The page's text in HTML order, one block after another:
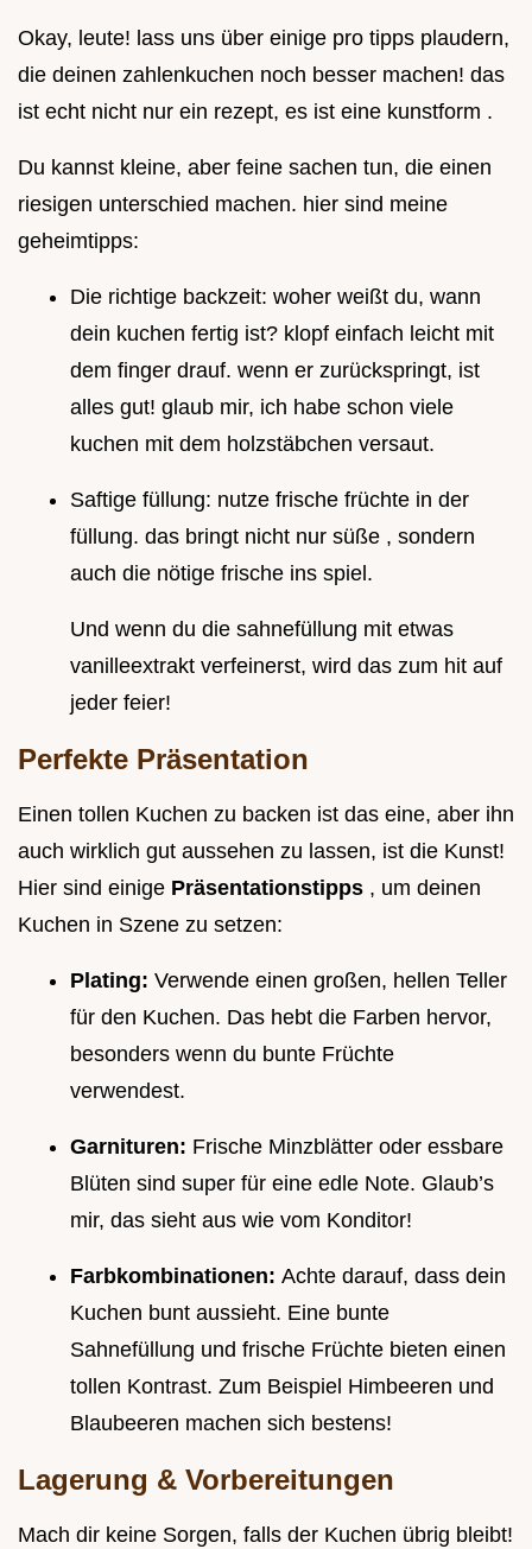
Okay, leute! lass uns über einige pro tipps plaudern,
die deinen zahlenkuchen noch besser machen! das
ist echt nicht nur ein rezept, es ist eine kunstform .
Du kannst kleine, aber feine sachen tun, die einen
riesigen unterschied machen. hier sind meine
geheimtipps:
Die richtige backzeit: woher weißt du, wann
dein kuchen fertig ist? klopf einfach leicht mit
dem finger drauf. wenn er zurückspringt, ist
alles gut! glaub mir, ich habe schon viele
kuchen mit dem holzstäbchen versaut.
Saftige füllung: nutze frische früchte in der
füllung. das bringt nicht nur süße , sondern
auch die nötige frische ins spiel.
Und wenn du die sahnefüllung mit etwas
vanilleextrakt verfeinerst, wird das zum hit auf
jeder feier!
Perfekte Präsentation
Einen tollen Kuchen zu backen ist das eine, aber ihn
auch wirklich gut aussehen zu lassen, ist die Kunst!
Hier sind einige Präsentationstipps , um deinen
Kuchen in Szene zu setzen:
Plating: Verwende einen großen, hellen Teller
für den Kuchen. Das hebt die Farben hervor,
besonders wenn du bunte Früchte
verwendest.
Garnituren: Frische Minzblätter oder essbare
Blüten sind super für eine edle Note. Glaub’s
mir, das sieht aus wie vom Konditor!
Farbkombinationen: Achte darauf, dass dein
Kuchen bunt aussieht. Eine bunte
Sahnefüllung und frische Früchte bieten einen
tollen Kontrast. Zum Beispiel Himbeeren und
Blaubeeren machen sich bestens!
Lagerung & Vorbereitungen
Mach dir keine Sorgen, falls der Kuchen übrig bleibt!